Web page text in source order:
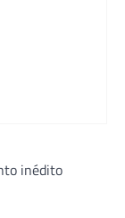
inédito